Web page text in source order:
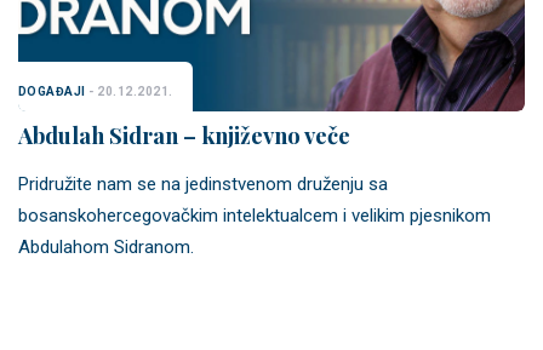
DOGAĐAJI - 20.12.2021.
Abdulah Sidran – književno veče
Pridružite nam se na jedinstvenom druženju sa
bosanskohercegovačkim intelektualcem i velikim pjesnikom
Abdulahom Sidranom.